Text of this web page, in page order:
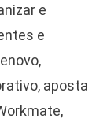
e
e
aposta